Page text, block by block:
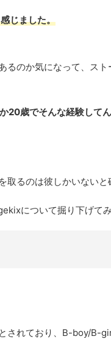
じました。
るのか気になって、ス
20歳でそんな経験して
取るのは彼しかいないと
について掘り下げてみ
されており、B-boy/B-